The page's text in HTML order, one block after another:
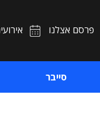
פרסם אצלנו
סייבר